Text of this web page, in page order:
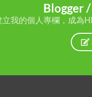
Blogger
立我的個人專欄，成為